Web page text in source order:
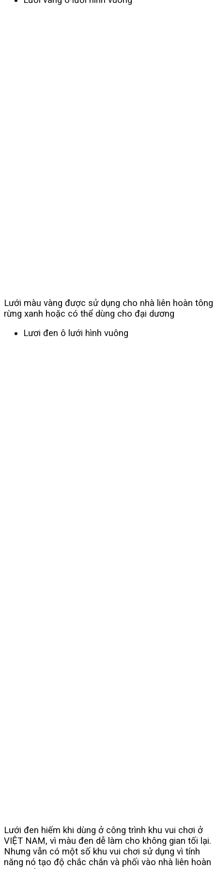
Lưới màu vàng được sử dụng cho nhà liên hoàn tông
rừng xanh hoặc có thể dùng cho đại dương
Lươi đen ô lưới hình vuông
Lưới đen hiếm khi dùng ở công trình khu vui chơi ở
VIỆT NAM, vì màu đen dễ làm cho không gian tối lại.
Nhưng vẫn có một số khu vui chơi sử dụng vì tính
năng nó tạo độ chắc chắn và phối vào nhà liên hoàn